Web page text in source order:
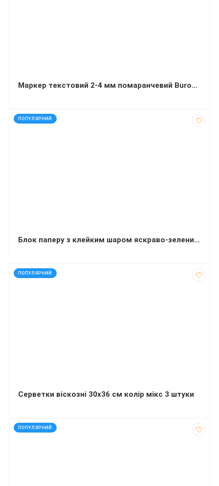
Маркер текстовий 2-4 мм помаранчевий Buromax
ПОПУЛЯРНИЙ
код: 927732
Блок паперу з клейким шаром яскраво-зелений 75x75 мм 100 аркушів Delta
ПОПУЛЯРНИЙ
код: 15019
Серветки віскозні 30х36 см колір мікс 3 штуки
ПОПУЛЯРНИЙ
код: 92182